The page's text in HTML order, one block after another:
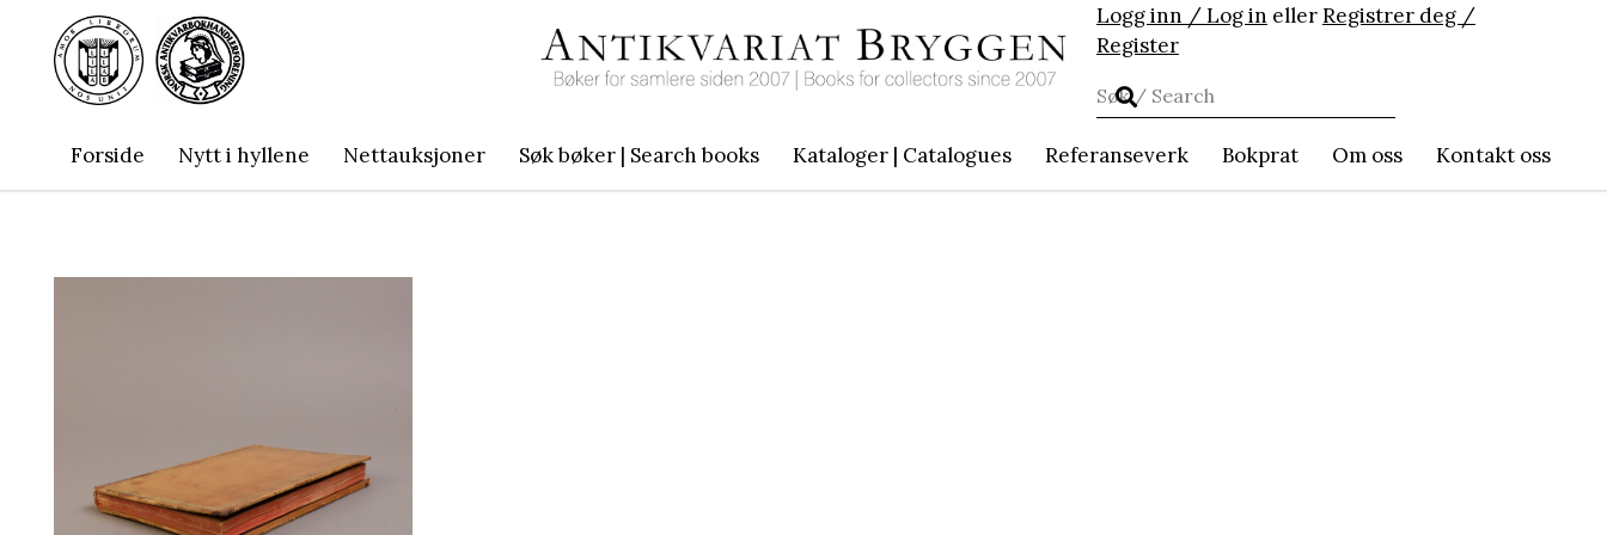
Logg inn / Log in ellerRegistrer deg /
Register
Forside Nytt i hyllene Nettauksjoner Søk bøker | Search books Kataloger | Catalogues Referanseverk Bokprat Om oss Kontakt oss